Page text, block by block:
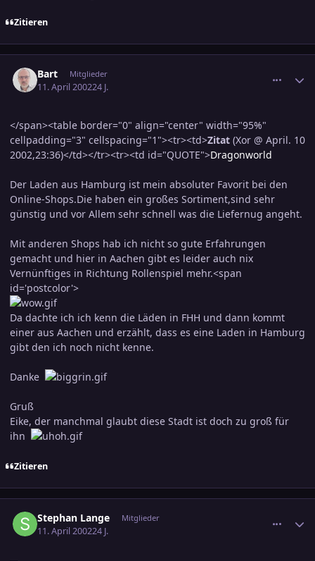
Zitieren
Bart Mitglieder
11. April 200224 J.
</span><table border="0" align="center" width="95%"
cellpadding="3" cellspacing="1"><tr><td>Zitat (Xor @ April. 10
2002,23:36)</td></tr><tr><td id="QUOTE">Dragonworld
Der Laden aus Hamburg ist mein absoluter Favorit bei den
Online-Shops.Die haben ein großes Sortiment,sind sehr
günstig und vor Allem sehr schnell was die Liefernug angeht.
Mit anderen Shops hab ich nicht so gute Erfahrungen
gemacht und hier in Aachen gibt es leider auch nix
Vernünftiges in Richtung Rollenspiel mehr.<span
id='postcolor'>
Da dachte ich ich kenn die Läden in FHH und dann kommt
einer aus Aachen und erzählt, dass es eine Laden in Hamburg
gibt den ich noch nicht kenne.
Danke
Gruß
Eike, der manchmal glaubt diese Stadt ist doch zu groß für
ihn
Zitieren
Stephan Lange Mitglieder
11. April 200224 J.